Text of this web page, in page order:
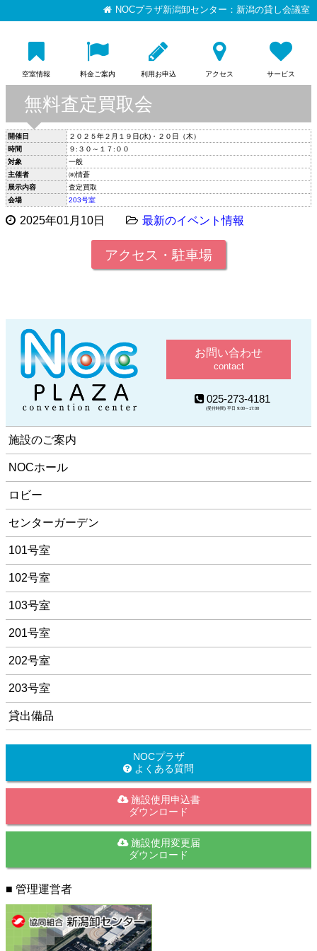
NOCプラザ新潟卸センター：新潟の貸し会議室
空室情報 料金ご案内 利用お申込 アクセス サービス
無料査定買取会
開催日
２０２５年２月１９日(水)・２０日（木）
時間
９:３０～１７:００
対象
一般
主催者
㈱情蒼
展示内容
査定買取
会場
203号室
2025年01月10日 最新のイベント情報
アクセス・駐車場
お問い合わせ
contact
025-273-4181
(受付時間) 平日 9:00～17:00
施設のご案内
NOCホール
ロビー
センターガーデン
101号室
102号室
103号室
201号室
202号室
203号室
貸出備品
NOCプラザ
よくある質問
施設使用申込書
ダウンロード
施設使用変更届
ダウンロード
■ 管理運営者